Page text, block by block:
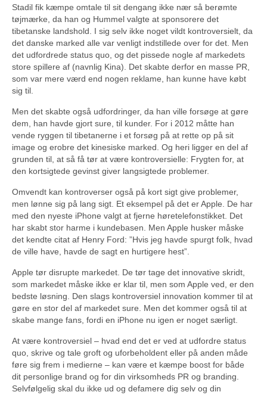
Stadil fik kæmpe omtale til sit dengang ikke nær så berømte
tøjmærke, da han og Hummel valgte at sponsorere det
tibetanske landshold. I sig selv ikke noget vildt kontroversielt, da
det danske marked alle var venligt indstillede over for det. Men
det udfordrede status quo, og det pissede nogle af markedets
store spillere af (navnlig Kina). Det skabte derfor en masse PR,
som var mere værd end nogen reklame, han kunne have købt
sig til.
Men det skabte også udfordringer, da han ville forsøge at gøre
dem, han havde gjort sure, til kunder. For i 2012 måtte han
vende ryggen til tibetanerne i et forsøg på at rette op på sit
image og erobre det kinesiske marked. Og heri ligger en del af
grunden til, at så få tør at være kontroversielle: Frygten for, at
den kortsigtede gevinst giver langsigtede problemer.
Omvendt kan kontroverser også på kort sigt give problemer,
men lønne sig på lang sigt. Et eksempel på det er Apple. De har
med den nyeste iPhone valgt at fjerne høretelefonstikket. Det
har skabt stor harme i kundebasen. Men Apple husker måske
det kendte citat af Henry Ford: ”Hvis jeg havde spurgt folk, hvad
de ville have, havde de sagt en hurtigere hest”.
Apple tør disrupte markedet. De tør tage det innovative skridt,
som markedet måske ikke er klar til, men som Apple ved, er den
bedste løsning. Den slags kontroversiel innovation kommer til at
gøre en stor del af markedet sure. Men det kommer også til at
skabe mange fans, fordi en iPhone nu igen er noget særligt.
At være kontroversiel – hvad end det er ved at udfordre status
quo, skrive og tale groft og uforbeholdent eller på anden måde
føre sig frem i medierne – kan være et kæmpe boost for både
dit personlige brand og for din virksomheds PR og branding.
Selvfølgelig skal du ikke ud og defamere dig selv og din